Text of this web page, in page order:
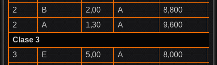
2
B 2,00 A 8,800
2
A 1,30 A 9,600
Clase 3
3
E 5,00 A 8,000